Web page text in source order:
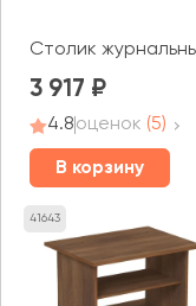
Столик
3 917
4.8оценок (5)
В корзину
41643